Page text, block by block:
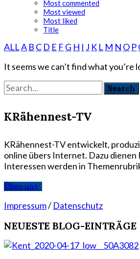
Most commented
Most viewed
Most liked
Title
ALLA B C D E F G H I J K L M N O P
It seems we can’t find what you’re
KRähennest-TV
KRähennest-TV entwickelt,
online übers Internet. Dazu
Interessen werden in
Über uns
Impressum/ Datenschutz
NEUESTE BLOG-EINTRÄGE